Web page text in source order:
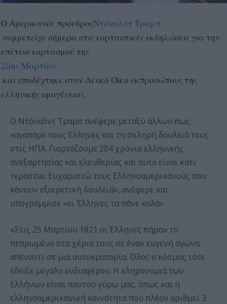
Ο Αμερικανός πρόεδροςΝτόναλντ Τραμπ
συμμετείχε σήμερα στις εορταστικές εκδηλώσεις για την
επέτειο εορτασμού της
25ης Μαρτίου
και υποδέχτηκε στον Λευκό Οίκο εκπροσώπους της
ελληνικής ομογένειας.
Ο Ντόναλντ Τραμπ ανέφερε μεταξύ άλλων πως
«αγαπάμε τους Έλληνες και τη σκληρή δουλειά τους
στις ΗΠΑ. Γιορτάζουμε 204 χρόνια ελληνικής
ανεξαρτησίας και ελευθερίας και αυτό είναι κάτι
τεράστιο. Ευχαριστώ τους Ελληνοαμερικανούς που
κάνουν εξαιρετική δουλειά», ανέφερε και
υπογράμμισε «οι Έλληνες τα πάνε καλά».
«Στις 25 Μαρτίου 1821 οι Έλληνες πήραν το
πεπρωμένο στα χέρια τους σε έναν ευγενή αγώνα
απέναντι σε μια αυτοκρατορία. Όλος ο κόσμος τότε
έδειξε μεγάλο ενδιαφέρον. Η κληρονομιά των
Ελλήνων είναι παντού γύρω μας, όπως και η
ελληνοαμερικανική κοινότητα που πλέον αριθμεί 3